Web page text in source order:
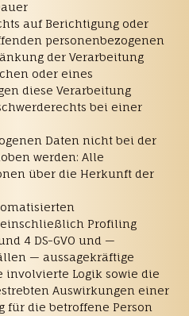
auf Berichtigung oder
personenbezogenen
der Verarbeitung
oder eines
diese Verarbeitung
bei einer
Daten nicht bei der
werden: Alle
über die Herkunft der
Profiling
4 DS-GVO und —
— aussagekräftige
Logik sowie die
Auswirkungen einer
für die betroffene Person